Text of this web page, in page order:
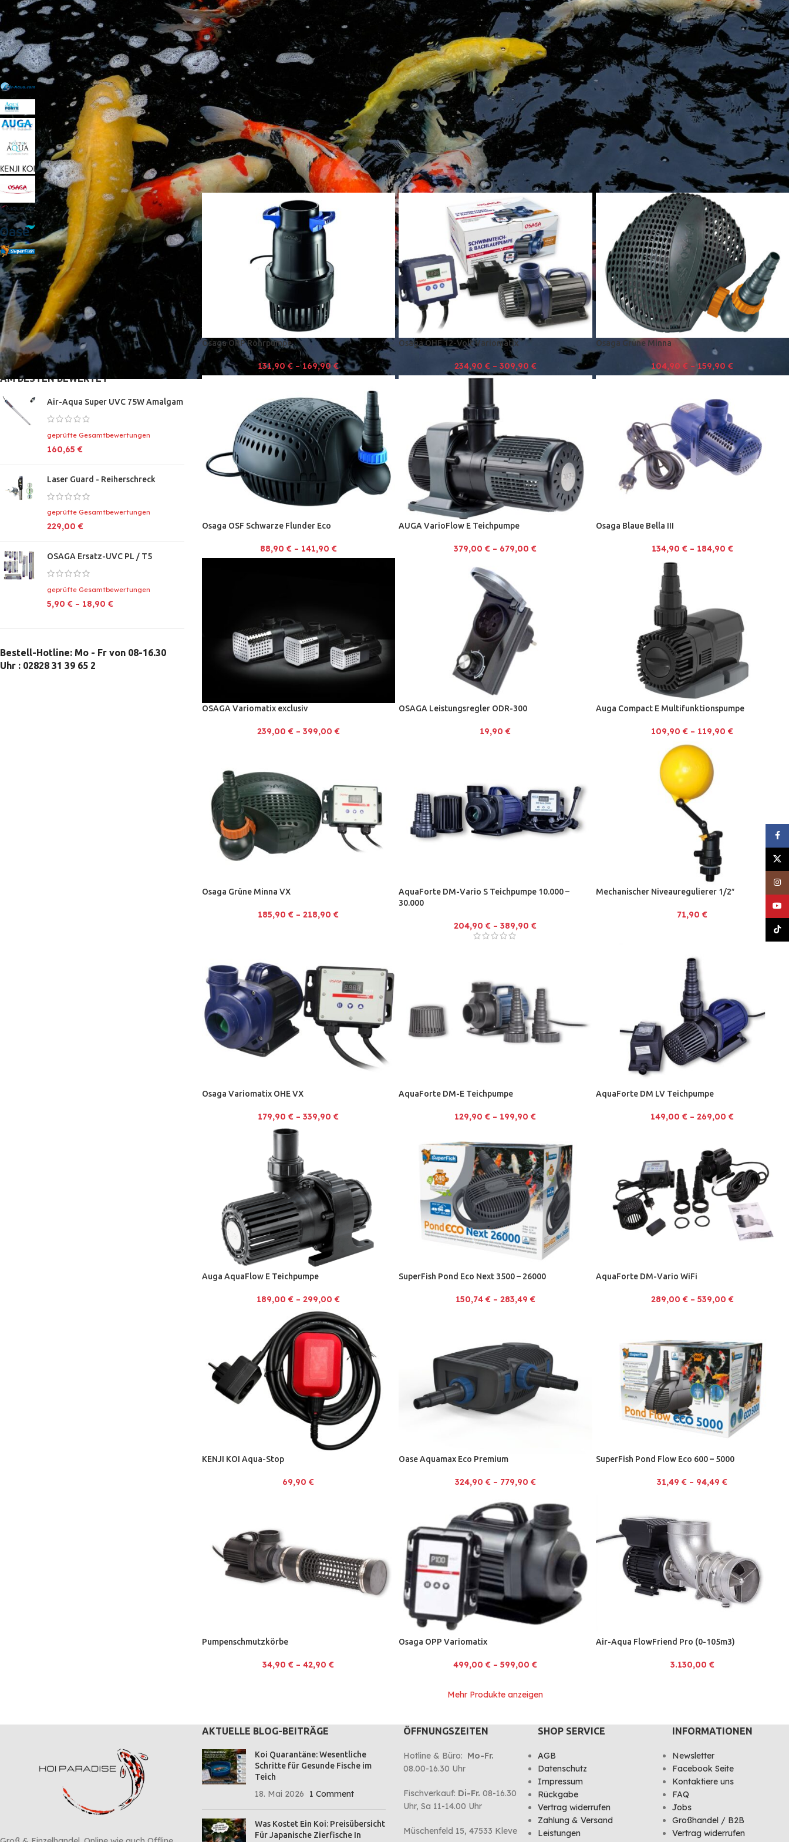
FILTER
Preis:10 €— 3.130 €
FILTERN NACH MARKE
Air-Aqua
AquaForte 12
AUGA 4
EvolutionAqua
KENJI KOI 1
OSAGA 11
UniqueKoi 1
Oase
SuperFish
Kostenloser Versand ab 100€ - darunter
4,90€ Standardversand in 24 Stunden
AM BESTEN BEWERTET
Air-Aqua Super UVC 75W Amalgam
geprüfte Gesamtbewertungen
160,65 €
Laser Guard - Reiherschreck
geprüfte Gesamtbewertungen
229,00 €
OSAGA Ersatz-UVC PL / T5
geprüfte Gesamtbewertungen
5,90 € – 18,90 €
Bestell-Hotline: Mo - Fr von 08-16.30
Uhr : 02828 31 39 65 2
Wir legen größten Wert auf Langlebigkeit bei hoher Effektivität. Ebenfalls ist eine maximale Energiesparsamkeit unser Anspruch für eine hochwertige
Teichpumpe. Gerade in aktuellen Zeiten wird der Vebrauch der Pumpe immer wichtiger und nicht unbedingt der einmalige Anschaffungspreis.
Vergleichen Sie die verschiedenen Modelle und schauen Sie welche Pumpe am besten zu Ihrem Vorhaben passt. Gerne beraten wir Sie.
Auswahl verschiedener Modelle
Im KOI PARADISE erhalten Sie verschiedene Modelle von Teichpumpen. Von speziellen 12V Niederspannungspumpen für insbesondere
Schwimmteiche bis hin zu regelbaren Teichpumpen für Teiche aller Größen.
Sie haben Fragen zu Pumpen oder der richtigen Pumpe für Ihren Teich? Dann kontaktieren Sie unseren Kundenservice. Wir helfen Ihnen gerne weiter.
Startseite»Teichtechnik»Teichpumpen Zeige 12
Osaga ORP Rohrpumpe
131,90€ –169,90€
Osaga OHE 12-Volt Variomatix
234,90 €– 309,90 €
Osaga Grüne Minna
104,90€ –159,90€
Osaga OSF Schwarze Flunder Eco
88,90 €– 141,90 €
AUGA VarioFlow E Teichpumpe
379,00€ – 679,00€
Osaga Blaue Bella III
134,90 €– 184,90 €
OSAGA Variomatix exclusiv
239,00 €– 399,00 €
OSAGA Leistungsregler ODR-300
19,90€
Auga Compact E Multifunktionspumpe
109,90€ – 119,90€
Osaga Grüne Minna VX
185,90€ –218,90€
AquaForte DM-Vario S Teichpumpe 10.000 –
30.000
204,90€ –389,90€
Mechanischer Niveauregulierer 1/2″
71,90€
Osaga Variomatix OHE VX
179,90€ –339,90€
AquaForte DM-E Teichpumpe
129,90€ – 199,90€
AquaForte DM LV Teichpumpe
149,00€ –269,00€
Auga AquaFlow E Teichpumpe
189,00€ –299,00€
SuperFish Pond Eco Next 3500 – 26000
150,74 €– 283,49 €
AquaForte DM-Vario WiFi
289,00 €– 539,00 €
KENJI KOI Aqua-Stop
69,90€
Oase Aquamax Eco Premium
324,90 €– 779,90 €
SuperFish Pond Flow Eco 600 – 5000
31,49€ – 94,49€
Pumpenschmutzkörbe
34,90€ –42,90€
Osaga OPP Variomatix
499,00€ –599,00€
Air-Aqua FlowFriend Pro (0-105m3)
3.130,00 €
Mehr Produkte anzeigen
AKTUELLE BLOG-BEITRÄGE
Koi Quarantäne: Wesentliche
Schritte für Gesunde Fische im
Teich
18. Mai 2026 1 Comment
Was Kostet Ein Koi: Preisübersicht
Für Japanische Zierfische In
ÖFFNUNGSZEITEN
Hotline & Büro: Mo-Fr.
08.00-16.30 Uhr
Fischverkauf: Di-Fr. 08-16.30
Uhr, Sa 11-14.00 Uhr
Müschenfeld 15, 47533 Kleve
SHOP SERVICE
AGB
Datenschutz
Impressum
Rückgabe
Vertrag widerrufen
Zahlung & Versand
Leistungen
INFORMATIONEN
Newsletter
Facebook Seite
Kontaktiere uns
FAQ
Jobs
Großhandel / B2B
Vertrag widerrufen